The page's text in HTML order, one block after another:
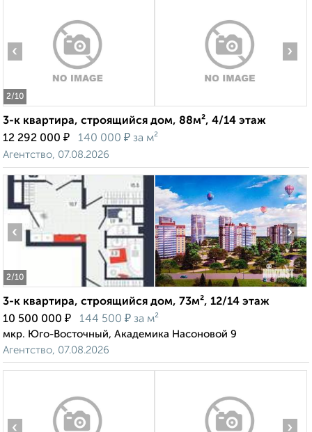
2/10
‹ ›
3-к квартира, строящийся дом, 88м², 4/14 этаж
12 292 000 ₽ 140 000 ₽ за м²
Агентство, 07.08.2026
2/10
‹ ›
3-к квартира, строящийся дом, 73м², 12/14 этаж
10 500 000 ₽ 144 500 ₽ за м²
мкр. Юго-Восточный, Академика Насоновой 9
Агентство, 07.08.2026
‹ ›